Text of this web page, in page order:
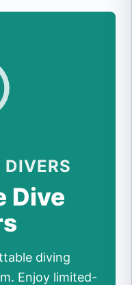
Dive
diving
Enjoy limited-